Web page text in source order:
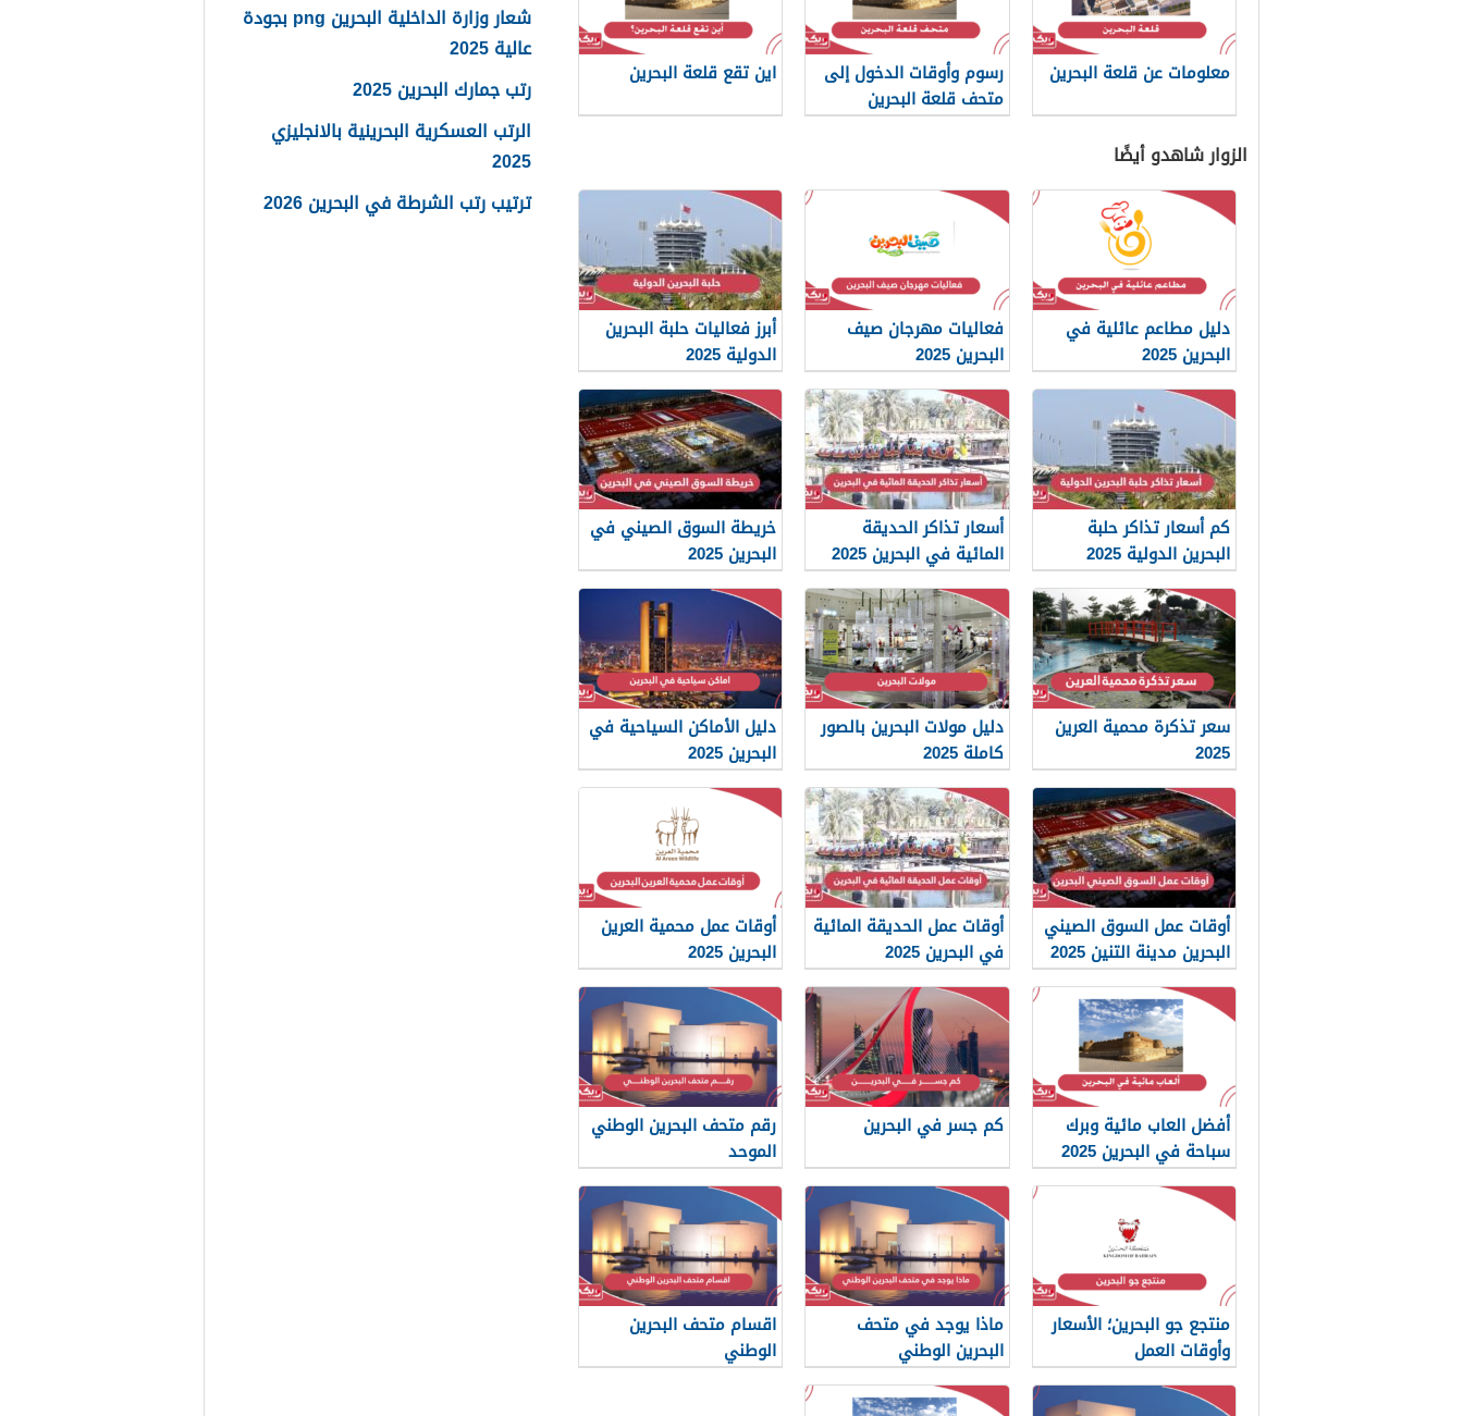
معلومات عن قلعة البحرين
رسوم وأوقات الدخول إلى
متحف قلعة البحرين
اين تقع قلعة البحرين
الزوار شاهدو أيضًا
دليل مطاعم عائلية في
البحرين 2025
فعاليات مهرجان صيف
البحرين 2025
أبرز فعاليات حلبة البحرين
الدولية 2025
كم أسعار تذاكر حلبة
البحرين الدولية 2025
أسعار تذاكر الحديقة
المائية في البحرين 2025
خريطة السوق الصيني في
البحرين 2025
سعر تذكرة محمية العرين
2025
دليل مولات البحرين بالصور
كاملة 2025
دليل الأماكن السياحية في
البحرين 2025
أوقات عمل السوق الصيني
البحرين مدينة التنين 2025
أوقات عمل الحديقة المائية
في البحرين 2025
أوقات عمل محمية العرين
البحرين 2025
أفضل العاب مائية وبرك
سباحة في البحرين 2025
كم جسر في البحرين
رقم متحف البحرين الوطني
الموحد
منتجع جو البحرين؛ الأسعار
وأوقات العمل
ماذا يوجد في متحف
البحرين الوطني
اقسام متحف البحرين
الوطني
شعار وزارة الداخلية البحرين png بجودة
عالية 2025
رتب جمارك البحرين 2025
الرتب العسكرية البحرينية بالانجليزي
2025
ترتيب رتب الشرطة في البحرين 2026